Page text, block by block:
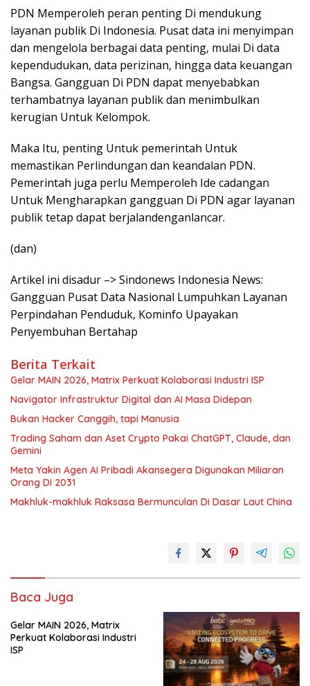
PDN Memperoleh peran penting Di mendukung
layanan publik Di Indonesia. Pusat data ini menyimpan
dan mengelola berbagai data penting, mulai Di data
kependudukan, data perizinan, hingga data keuangan
Bangsa. Gangguan Di PDN dapat menyebabkan
terhambatnya layanan publik dan menimbulkan
kerugian Untuk Kelompok.
Maka Itu, penting Untuk pemerintah Untuk
memastikan Perlindungan dan keandalan PDN.
Pemerintah juga perlu Memperoleh Ide cadangan
Untuk Mengharapkan gangguan Di PDN agar layanan
publik tetap dapat berjalandenganlancar.
(dan)
Artikel ini disadur –> Sindonews Indonesia News:
Gangguan Pusat Data Nasional Lumpuhkan Layanan
Perpindahan Penduduk, Kominfo Upayakan
Penyembuhan Bertahap
Berita Terkait
Gelar MAIN 2026, Matrix Perkuat Kolaborasi Industri ISP
Navigator Infrastruktur Digital dan AI Masa Didepan
Bukan Hacker Canggih, tapi Manusia
Trading Saham dan Aset Crypto Pakai ChatGPT, Claude, dan
Gemini
Meta Yakin Agen AI Pribadi Akansegera Digunakan Miliaran
Orang Di 2031
Makhluk-makhluk Raksasa Bermunculan Di Dasar Laut China
Baca Juga
Gelar MAIN 2026, Matrix
Perkuat Kolaborasi Industri
ISP